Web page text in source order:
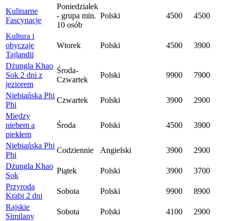
Kulinarne
Fascynacje
Poniedziałek
- grupa min.
10 osób
Polski 4500 4500
Kultura i
obyczaje
Tajlandii
Wtorek Polski 4500 3900
Dżungla Khao
Sok 2 dni z
jeziorem
Środa-
Czwartek
Polski 9900 7900
Niebiańska Phi
Phi
Czwartek Polski 3900
2900
Między
niebem a
piekłem
Środa Polski 4500 3900
Niebiańska Phi
Phi
Codziennie Angielski 3900
2900
Dżungla Khao
Sok
Piątek Polski 3900
3700
Przyroda
Krabi 2 dni
Sobota Polski 9900
8900
Rajskie
Similany
Sobota Polski 4100 2900